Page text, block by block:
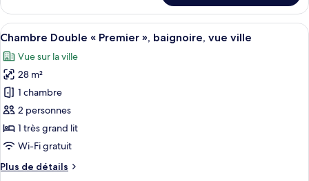
vue
ville
le
type
de
Chambre
Double
Deluxe,
vue
ville
Afficher
toutes
les
photos
pour
ce
type
de
chambre :
Chambre
Une chambre d’hôtel moderne
9
Chambre Double « Premier », baignoire, vue ville
Vue sur la ville
28 m²
1 chambre
2 personnes
1 très grand lit
Wi-Fi gratuit
Plus de détails
Plus